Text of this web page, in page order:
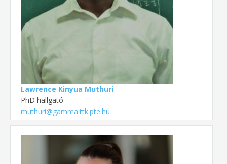
Lawrence Kinyua Muthuri
PhD hallgató
muthuri@gamma.ttk.pte.hu